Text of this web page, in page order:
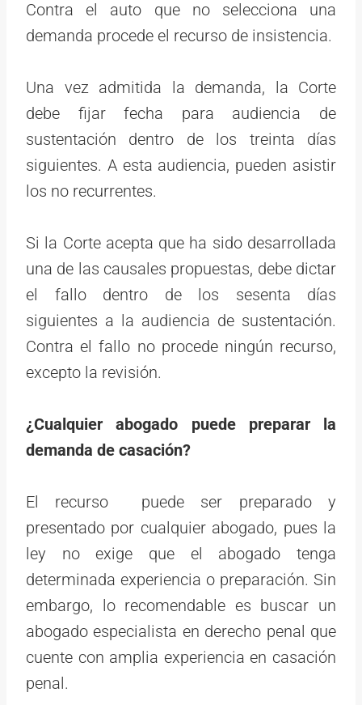
Contra el auto que no selecciona una
demanda procede el recurso de insistencia.
Una vez admitida la demanda, la Corte
debe fijar fecha para audiencia de
sustentación dentro de los treinta días
siguientes. A esta audiencia, pueden asistir
los no recurrentes.
Si la Corte acepta que ha sido desarrollada
una de las causales propuestas, debe dictar
el fallo dentro de los sesenta días
siguientes a la audiencia de sustentación.
Contra el fallo no procede ningún recurso,
excepto la revisión.
¿Cualquier abogado puede preparar la
demanda de casación?
El recurso puede ser preparado y
presentado por cualquier abogado, pues la
ley no exige que el abogado tenga
determinada experiencia o preparación. Sin
embargo, lo recomendable es buscar un
abogado especialista en derecho penal que
cuente con amplia experiencia en casación
penal.